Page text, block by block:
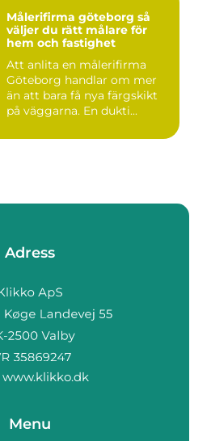
Målerifirma göteborg så
väljer du rätt målare för
hem och fastighet
Att anlita en målerifirma
Göteborg handlar om mer
än att bara få nya färgskikt
på väggarna. En dukti...
Adress
www.klikko.dk
Menu